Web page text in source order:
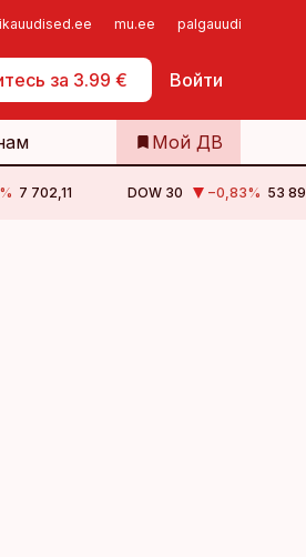
mu.ee palgauudised.ee
за 3.99 € Войти
Самообслуживание
Мой ДВ
% 7 702,11 DOW 30 −0,83% 53